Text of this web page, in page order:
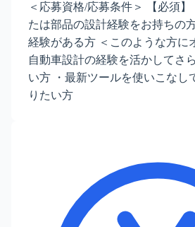
＜応募資格/応募条件＞ 【必須】
たは部品の設計経験をお持ちの
経験がある方 ＜このような方に
自動車設計の経験を活かしてさ
い方 ・最新ツールを使いこなし
りたい方